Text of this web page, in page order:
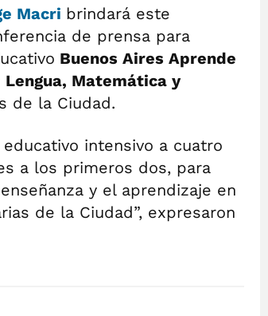
Macri brindará este
de prensa para
Buenos Aires Aprende
Lengua, Matemática y
de la Ciudad.
intensivo a cuatro
a los primeros dos, para
y el aprendizaje en
de la Ciudad”, expresaron